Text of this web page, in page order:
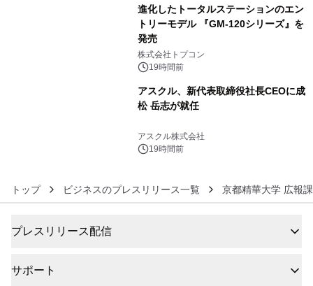
進化したトータルステーションのエン
トリーモデル 『GM-120シリーズ』を
発売
株式会社トプコン
19時間前
アスクル、新代表取締役社長CEOに成
松 岳志が就任
アスクル株式会社
19時間前
トップ ビジネスのプレスリリース一覧 京都精華大学 広報課
プレスリリース配信
サポート